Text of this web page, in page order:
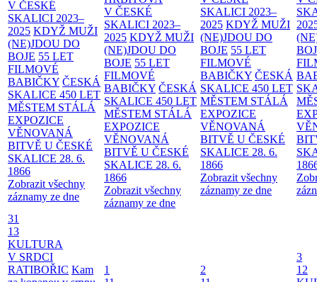
V ČESKÉ
SKALICI 2023–
2025 KDYŽ MUŽI
(NE)JDOU DO
BOJE 55 LET
FILMOVÉ
BABIČKY ČESKÁ
SKALICE 450 LET
MĚSTEM STÁLÁ
EXPOZICE
VĚNOVANÁ
BITVĚ U ČESKÉ
SKALICE 28. 6.
1866
Zobrazit všechny
záznamy ze dne
V ČESKÉ
SKALICI 2023–
2025 KDYŽ MUŽI
(NE)JDOU DO
BOJE 55 LET
FILMOVÉ
BABIČKY ČESKÁ
SKALICE 450 LET
MĚSTEM STÁLÁ
EXPOZICE
VĚNOVANÁ
BITVĚ U ČESKÉ
SKALICE 28. 6.
1866
Zobrazit všechny
záznamy ze dne
SKALICI 2023–
2025 KDYŽ MUŽI
(NE)JDOU DO
BOJE 55 LET
FILMOVÉ
BABIČKY ČESKÁ
SKALICE 450 LET
MĚSTEM STÁLÁ
EXPOZICE
VĚNOVANÁ
BITVĚ U ČESKÉ
SKALICE 28. 6.
1866
Zobrazit všechny
záznamy ze dne
31
13
KULTURA
V SRDCI
RATIBOŘIC Kam
1
2
3
12